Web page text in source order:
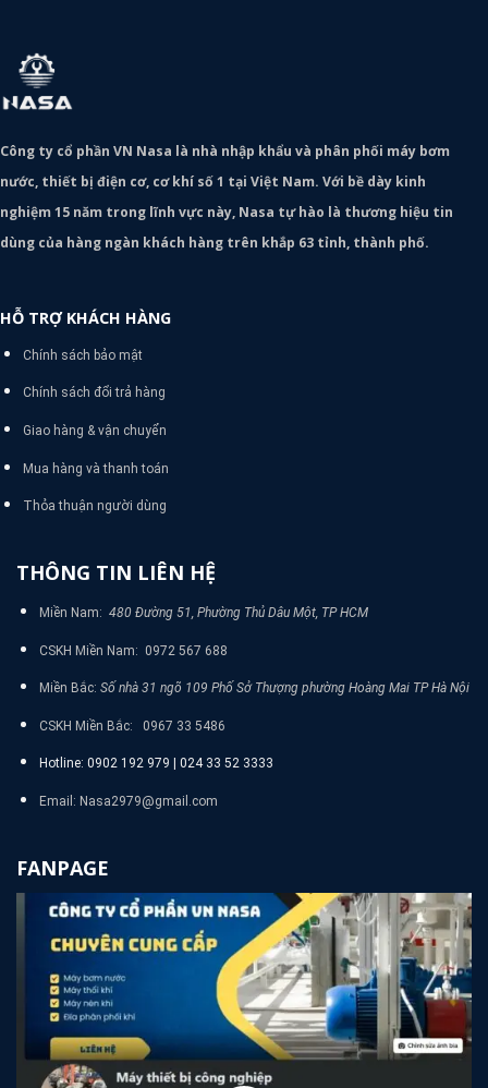
Công ty cổ phần VN Nasa là nhà nhập khẩu và phân phối máy bơm
nước, thiết bị điện cơ, cơ khí số 1 tại Việt Nam. Với bề dày kinh
nghiệm 15 năm trong lĩnh vực này, Nasa tự hào là thương hiệu tin
dùng của hàng ngàn khách hàng trên khắp 63 tỉnh, thành phố.
HỖ TRỢ KHÁCH HÀNG
Chính sách bảo mật
Chính sách đổi trả hàng
Giao hàng & vận chuyển
Mua hàng và thanh toán
Thỏa thuận người dùng
THÔNG TIN LIÊN HỆ
Miền Nam: 480 Đường 51, Phường Thủ Dâu Một, TP HCM
CSKH Miền Nam: 0972 567 688
Miền Bắc: Số nhà 31 ngõ 109 Phố Sở Thượng phường Hoàng Mai TP Hà Nội
CSKH Miền Bắc: 0967 33 5486
Hotline: 0902 192 979 | 024 33 52 3333
Email: Nasa2979@gmail.com
FANPAGE